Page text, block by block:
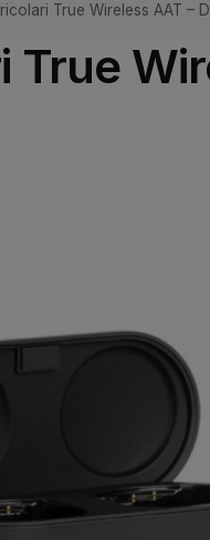
True Wireless AAT –